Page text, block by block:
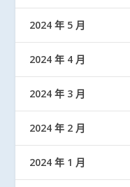
2024 年 5 月
2024 年 4 月
2024 年 3 月
2024 年 2 月
2024 年 1 月